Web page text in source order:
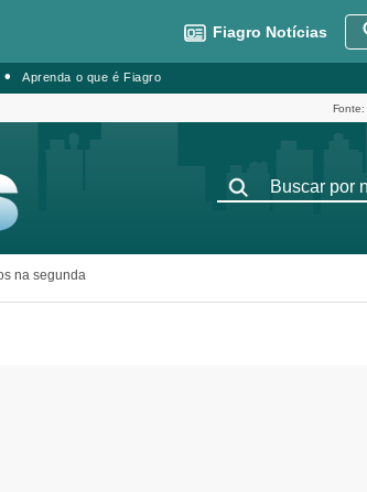
Fiagro Notícias
Aprenda o que é Fiagro
Fonte:
na segunda